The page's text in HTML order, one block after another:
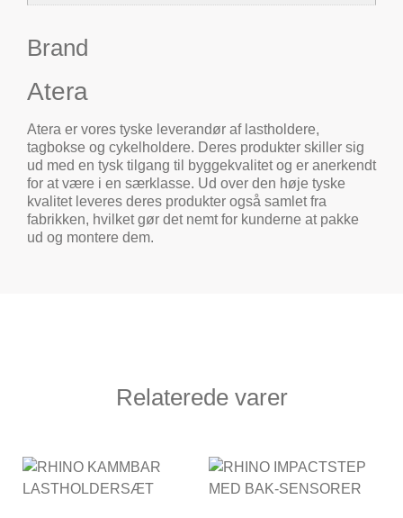
Brand
Atera
Atera er vores tyske leverandør af lastholdere,
tagbokse og cykelholdere. Deres produkter skiller sig
ud med en tysk tilgang til byggekvalitet og er anerkendt
for at være i en særklasse. Ud over den høje tyske
kvalitet leveres deres produkter også samlet fra
fabrikken, hvilket gør det nemt for kunderne at pakke
ud og montere dem.
Relaterede varer